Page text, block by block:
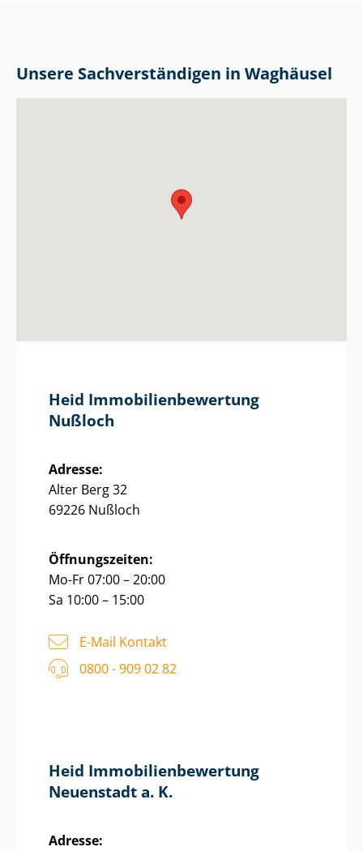
Unsere Sach­ver­stän­di­gen in Waghäusel
Heid Im­mo­bi­li­en­be­wer­tung
Nußloch
Adresse:
Alter Berg 32
69226 Nußloch
Öffnungszeiten:
Mo-Fr 07:00 – 20:00
Sa 10:00 – 15:00
E-Mail Kontakt
0800 - 909 02 82
Heid Im­mo­bi­li­en­be­wer­tung
Neuenstadt a. K.
Adresse: